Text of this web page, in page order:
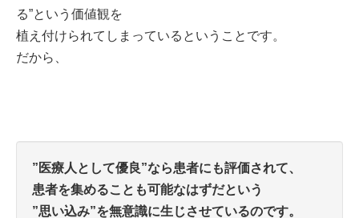
る”という価値観を
植え付けられてしまっているということです。
だから、
”医療人として優良”なら患者にも評価されて、
患者を集めることも可能なはずだという
”思い込み”を無意識に生じさせているのです。